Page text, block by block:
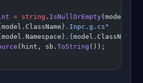
= string . IsNullOrEmpty
model . ClassName} .Inpc.g.cs"
model . Namespace} . {model . ClassName
(hint, sb. ToString ());